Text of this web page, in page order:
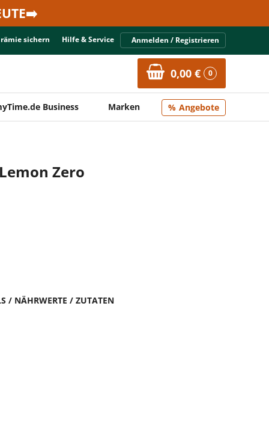
sichern Hilfe & Service Anmelden / Registrieren
0,00 € 0
Business Marken Angebote
Zero
/ NÄHRWERTE / ZUTATEN